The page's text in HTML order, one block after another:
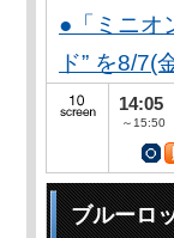
●「ミニ
ド” を8/7(
14:05
～15:50
ブルーロ